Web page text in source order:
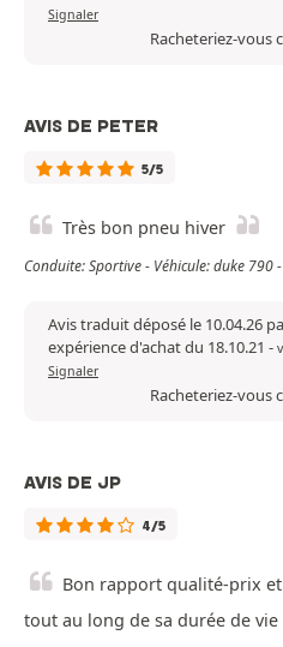
Signaler
Racheteriez-vous
AVIS DE PETER
5/5
Très bon pneu hiver
Conduite: Sportive - Véhicule: duke
Avis traduit déposé le 10.04.26
expérience d'achat du 18.10.21 -
Signaler
Racheteriez-vous
AVIS DE JP
4/5
Bon rapport qualité-prix
tout au long de sa durée de vie